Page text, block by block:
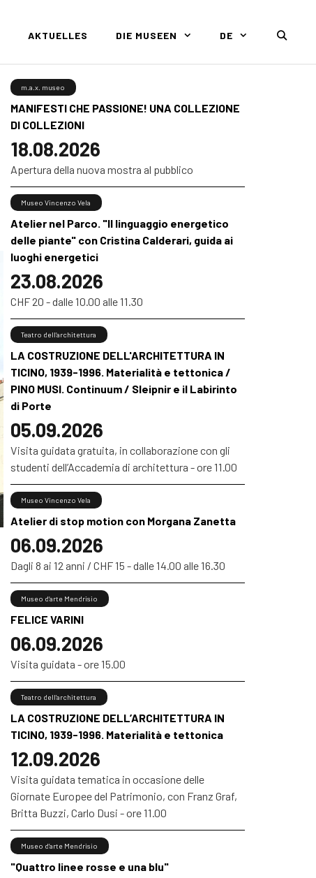
AKTUELLES DIE MUSEEN DE
MANIFESTI CHE PASSIONE! UNA COLLEZIONE
DI COLLEZIONI
18.08.2026
m.a.x. museo
Apertura della nuova mostra al pubblico
Atelier nel Parco. "Il linguaggio energetico
delle piante" con Cristina Calderari, guida ai
luoghi energetici
23.08.2026
Museo Vincenzo Vela
CHF 20 - dalle 10.00 alle 11.30
LA COSTRUZIONE DELL'ARCHITETTURA IN
TICINO, 1939-1996. Materialità e tettonica /
PINO MUSI. Continuum / Sleipnir e il Labirinto
di Porte
05.09.2026
Teatro dell’architettura
Visita guidata gratuita, in collaborazione con gli
studenti dell’Accademia di architettura - ore 11.00
Atelier di stop motion con Morgana Zanetta
06.09.2026
Museo Vincenzo Vela
Dagli 8 ai 12 anni / CHF 15 - dalle 14.00 alle 16.30
FELICE VARINI
06.09.2026
Museo d’arte Mendrisio
Visita guidata - ore 15.00
LA COSTRUZIONE DELL’ARCHITETTURA IN
TICINO, 1939-1996. Materialità e tettonica
12.09.2026
Teatro dell’architettura
Visita guidata tematica in occasione delle
Giornate Europee del Patrimonio, con Franz Graf,
Britta Buzzi, Carlo Dusi - ore 11.00
"Quattro linee rosse e una blu"
Museo d’arte Mendrisio